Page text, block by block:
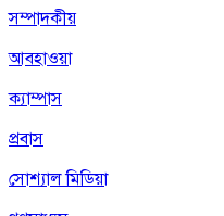
সম্পাদকীয়
আবহাওয়া
ক্যাম্পাস
প্রবাস
সোশ্যাল মিডিয়া